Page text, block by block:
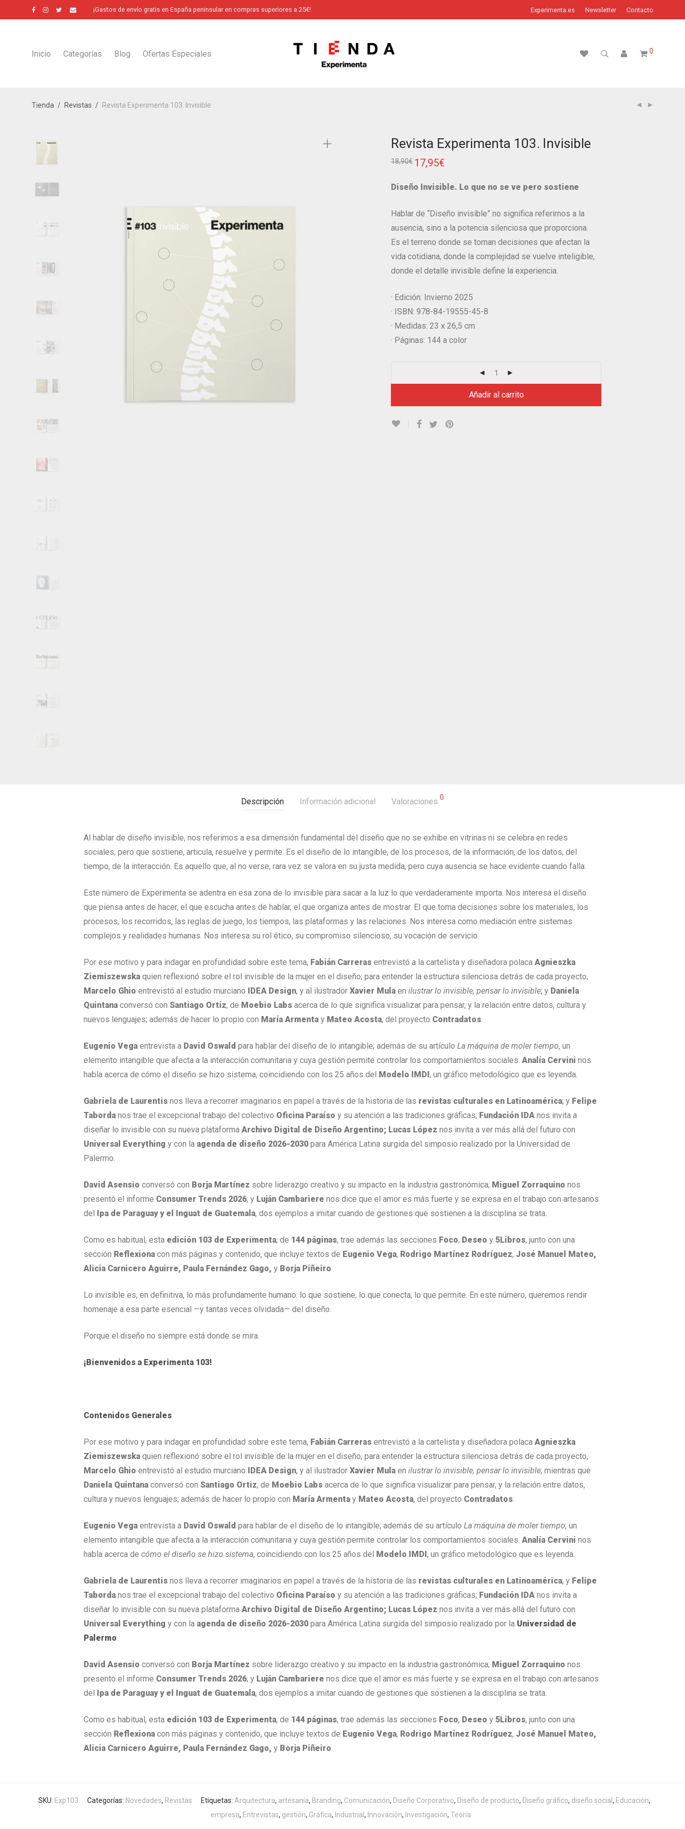
¡Gastos de envío gratis en España peninsular en compras superiores a 25€! Experimenta.es Newsletter Contacto
Inicio Categorías Blog Ofertas Especiales 0
Tienda / Revistas / Revista Experimenta 103. Invisible
Revista Experimenta 103. Invisible
18,90€ 17,95€
Diseño Invisible. Lo que no se ve pero sostiene
Hablar de “Diseño invisible” no significa referirnos a la
ausencia, sino a la potencia silenciosa que proporciona.
Es el terreno donde se toman decisiones que afectan la
vida cotidiana, donde la complejidad se vuelve inteligible,
donde el detalle invisible define la experiencia.
· Edición: Invierno 2025
· ISBN: 978-84-19555-45-8
· Medidas: 23 x 26,5 cm
· Páginas: 144 a color
Añadir al carrito
Descripción Información adicional Valoraciones 0
Al hablar de diseño invisible, nos referimos a esa dimensión fundamental del diseño que no se exhibe en vitrinas ni se celebra en redes
sociales, pero que sostiene, articula, resuelve y permite. Es el diseño de lo intangible, de los procesos, de la información, de los datos, del
tiempo, de la interacción. Es aquello que, al no verse, rara vez se valora en su justa medida, pero cuya ausencia se hace evidente cuando falla.
Este número de Experimenta se adentra en esa zona de lo invisible para sacar a la luz lo que verdaderamente importa. Nos interesa el diseño
que piensa antes de hacer, el que escucha antes de hablar, el que organiza antes de mostrar. El que toma decisiones sobre los materiales, los
procesos, los recorridos, las reglas de juego, los tiempos, las plataformas y las relaciones. Nos interesa como mediación entre sistemas
complejos y realidades humanas. Nos interesa su rol ético, su compromiso silencioso, su vocación de servicio.
Por ese motivo y para indagar en profundidad sobre este tema, Fabián Carreras entrevistó a la cartelista y diseñadora polaca Agnieszka
Ziemiszewska quien reflexionó sobre el rol invisible de la mujer en el diseño; para entender la estructura silenciosa detrás de cada proyecto,
Marcelo Ghio entrevistó al estudio murciano IDEA Design, y al ilustrador Xavier Mula en ilustrar lo invisible, pensar lo invisible; y Daniela
Quintana conversó con Santiago Ortiz, de Moebio Labs acerca de lo que significa visualizar para pensar, y la relación entre datos, cultura y
nuevos lenguajes; además de hacer lo propio con María Armenta y Mateo Acosta, del proyecto Contradatos.
Eugenio Vega entrevista a David Oswald para hablar del diseño de lo intangible; además de su artículo La máquina de moler tiempo, un
elemento intangible que afecta a la interacción comunitaria y cuya gestión permite controlar los comportamientos sociales. Analía Cervini nos
habla acerca de cómo el diseño se hizo sistema, coincidiendo con los 25 años del Modelo IMDI, un gráfico metodológico que es leyenda.
Gabriela de Laurentis nos lleva a recorrer imaginarios en papel a través de la historia de las revistas culturales en Latinoamérica; y Felipe
Taborda nos trae el excepcional trabajo del colectivo Oficina Paraíso y su atención a las tradiciones gráficas; Fundación IDA nos invita a
diseñar lo invisible con su nueva plataforma Archivo Digital de Diseño Argentino; Lucas López nos invita a ver más allá del futuro con
Universal Everything y con la agenda de diseño 2026-2030 para América Latina surgida del simposio realizado por la Universidad de
Palermo.
David Asensio conversó con Borja Martínez sobre liderazgo creativo y su impacto en la industria gastronómica; Miguel Zorraquino nos
presentó el informe Consumer Trends 2026; y Luján Cambariere nos dice que el amor es más fuerte y se expresa en el trabajo con artesanos
del Ipa de Paraguay y el Inguat de Guatemala, dos ejemplos a imitar cuando de gestiones que sostienen a la disciplina se trata.
Como es habitual, esta edición 103 de Experimenta, de 144 páginas, trae además las secciones Foco, Deseo y 5Libros, junto con una
sección Reflexiona con más páginas y contenido, que incluye textos de Eugenio Vega, Rodrigo Martínez Rodríguez, José Manuel Mateo,
Alicia Carnicero Aguirre, Paula Fernández Gago, y Borja Piñeiro.
Lo invisible es, en definitiva, lo más profundamente humano: lo que sostiene, lo que conecta, lo que permite. En este número, queremos rendir
homenaje a esa parte esencial —y tantas veces olvidada— del diseño.
Porque el diseño no siempre está donde se mira.
¡Bienvenidos a Experimenta 103!
Contenidos Generales
Por ese motivo y para indagar en profundidad sobre este tema, Fabián Carreras entrevistó a la cartelista y diseñadora polaca Agnieszka
Ziemiszewska quien reflexionó sobre el rol invisible de la mujer en el diseño; para entender la estructura silenciosa detrás de cada proyecto,
Marcelo Ghio entrevistó al estudio murciano IDEA Design, y al ilustrador Xavier Mula en ilustrar lo invisible, pensar lo invisible; mientras que
Daniela Quintana conversó con Santiago Ortiz, de Moebio Labs acerca de lo que significa visualizar para pensar, y la relación entre datos,
cultura y nuevos lenguajes; además de hacer lo propio con María Armenta y Mateo Acosta, del proyecto Contradatos.
Eugenio Vega entrevista a David Oswald para hablar de el diseño de lo intangible; además de su artículo La máquina de moler tiempo, un
elemento intangible que afecta a la interacción comunitaria y cuya gestión permite controlar los comportamientos sociales. Analía Cervini nos
habla acerca de cómo el diseño se hizo sistema, coincidiendo con los 25 años del Modelo IMDI, un gráfico metodológico que es leyenda.
Gabriela de Laurentis nos lleva a recorrer imaginarios en papel a través de la historia de las revistas culturales en Latinoamérica; y Felipe
Taborda nos trae el excepcional trabajo del colectivo Oficina Paraíso y su atención a las tradiciones gráficas; Fundación IDA nos invita a
diseñar lo invisible con su nueva plataforma Archivo Digital de Diseño Argentino; Lucas López nos invita a ver más allá del futuro con
Universal Everything y con la agenda de diseño 2026-2030 para América Latina surgida del simposio realizado por la Universidad de
Palermo.
David Asensio conversó con Borja Martínez sobre liderazgo creativo y su impacto en la industria gastronómica; Miguel Zorraquino nos
presentó el informe Consumer Trends 2026; y Luján Cambariere nos dice que el amor es más fuerte y se expresa en el trabajo con artesanos
del Ipa de Paraguay y el Inguat de Guatemala, dos ejemplos a imitar cuando de gestiones que sostienen a la disciplina se trata.
Como es habitual, esta edición 103 de Experimenta, de 144 páginas, trae además las secciones Foco, Deseo y 5Libros, junto con una
sección Reflexiona con más páginas y contenido, que incluye textos de Eugenio Vega, Rodrigo Martínez Rodríguez, José Manuel Mateo,
Alicia Carnicero Aguirre, Paula Fernández Gago, y Borja Piñeiro.
SKU: Exp103 Categorías: Novedades, Revistas Etiquetas: Arquitectura, artesanía, Branding, Comunicación, Diseño Corporativo, Diseño de producto, Diseño gráfico, diseño social , Educación,
empresa, Entrevistas, gestión, Gráfica, Industrial , Innovación, Investigación, Teoría